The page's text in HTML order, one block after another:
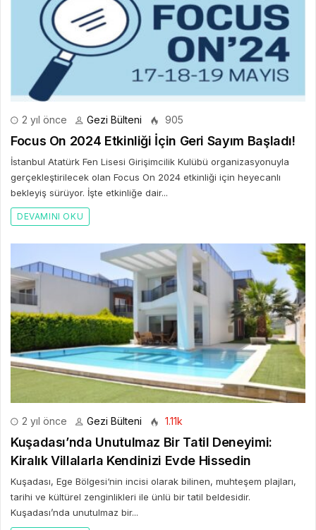
2 yıl önce Gezi Bülteni 905
Focus On 2024 Etkinliği İçin Geri Sayım Başladı!
İstanbul Atatürk Fen Lisesi Girişimcilik Kulübü organizasyonuyla
gerçekleştirilecek olan Focus On 2024 etkinliği için heyecanlı
bekleyiş sürüyor. İşte etkinliğe dair...
DEVAMINI OKU
2 yıl önce Gezi Bülteni 1.11k
Kuşadası’nda Unutulmaz Bir Tatil Deneyimi:
Kiralık Villalarla Kendinizi Evde Hissedin
Kuşadası, Ege Bölgesi‘nin incisi olarak bilinen, muhteşem plajları,
tarihi ve kültürel zenginlikleri ile ünlü bir tatil beldesidir.
Kuşadası’nda unutulmaz bir...